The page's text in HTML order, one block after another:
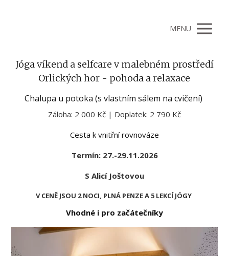
MENU
Jóga víkend a selfcare v malebném prostředí
Orlických hor - pohoda a relaxace
Chalupa u potoka (s vlastním sálem na cvičení)
Záloha: 2 000 Kč | Doplatek: 2 790 Kč
Cesta k vnitřní rovnováze
Termín: 27.-29.11.2026
S Alicí Joštovou
V CENĚ JSOU 2 NOCI, PLNÁ PENZE A 5 LEKCÍ JÓGY
Vhodné i pro začátečníky